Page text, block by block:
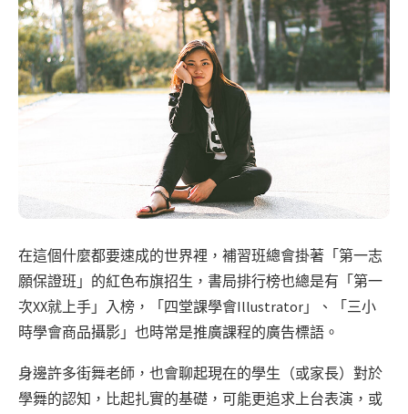
在這個什麼都要速成的世界裡，補習班總會掛著「第一志
願保證班」的紅色布旗招生，書局排行榜也總是有「第一
次XX就上手」入榜，「四堂課學會Illustrator」、「三小
時學會商品攝影」也時常是推廣課程的廣告標語。
身邊許多街舞老師，也會聊起現在的學生（或家長）對於
學舞的認知，比起扎實的基礎，可能更追求上台表演，或